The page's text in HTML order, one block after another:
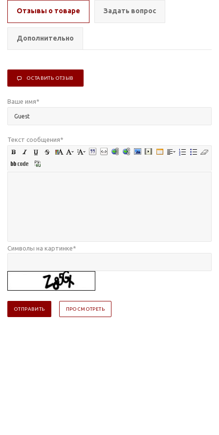
Отзывы о товаре Задать вопрос
Дополнительно
ОСТАВИТЬ ОТЗЫВ
Ваше имя*
Текст сообщения*
Символы на картинке*